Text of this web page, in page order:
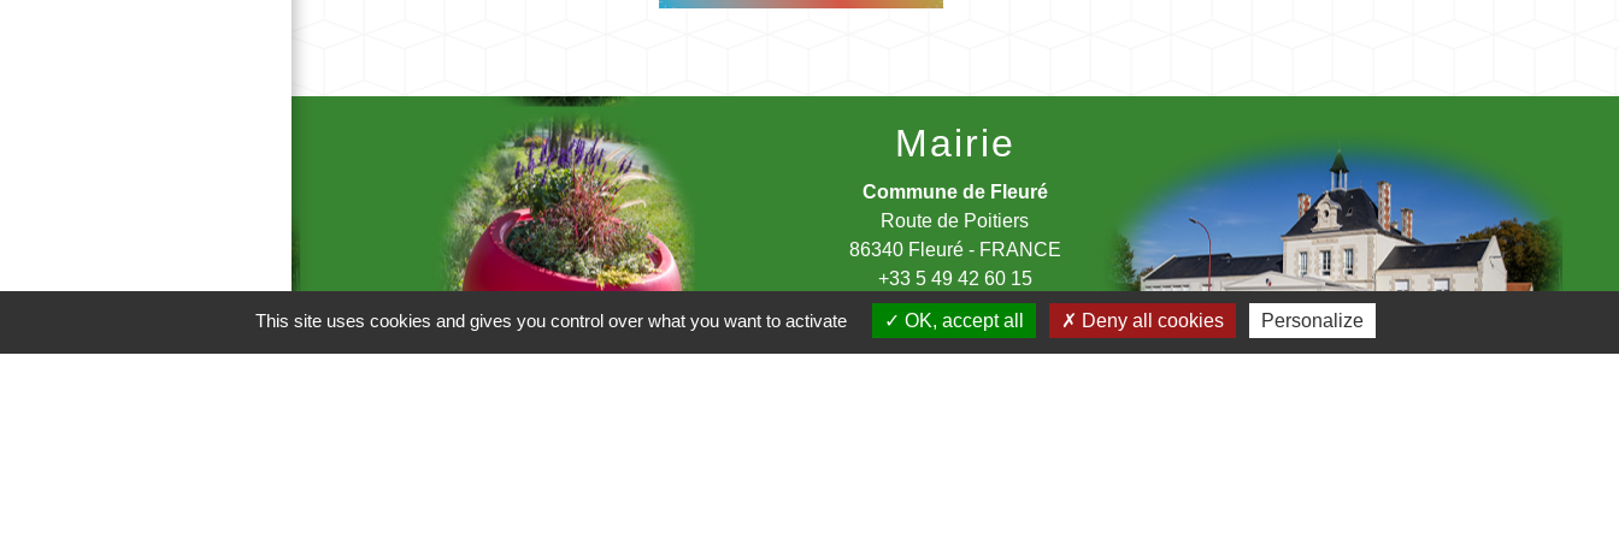
Mairie
Commune de Fleuré
Route de Poitiers
86340 Fleuré - FRANCE
+33 5 49 42 60 15
Contact par formulaire
This site uses cookies and gives you control over what you want to activate OK, accept all Deny all cookies Personalize